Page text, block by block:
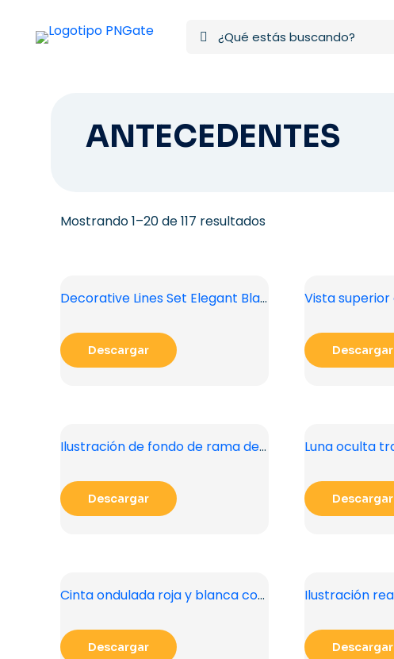
ANTECEDENTES
Mostrando 1–20 de 117 resultadosOrdenado
Decorative Lines Set Elegant Black Divider Set Free PNG
Descargar Descargar
Ilustración de fondo de rama de árbol PNG gratis
Descargar Descargar
Cinta ondulada roja y blanca con brillo realista PNG gratis
Descargar Descargar